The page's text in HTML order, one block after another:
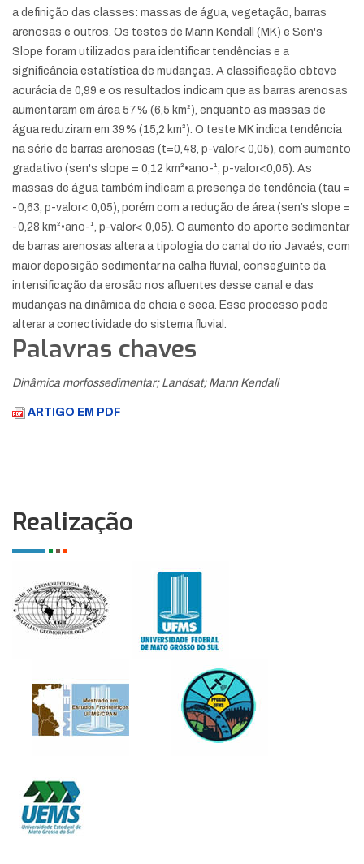
a definição das classes: massas de água, vegetação, barras
arenosas e outros. Os testes de Mann Kendall (MK) e Sen's
Slope foram utilizados para identificar tendências e a
significância estatística de mudanças. A classificação obteve
acurácia de 0,99 e os resultados indicam que as barras arenosas
aumentaram em área 57% (6,5 km²), enquanto as massas de
água reduziram em 39% (15,2 km²). O teste MK indica tendência
na série de barras arenosas (t=0,48, p-valor< 0,05), com aumento
gradativo (sen's slope = 0,12 km²•ano-¹, p-valor<0,05). As
massas de água também indicam a presença de tendência (tau =
-0,63, p-valor< 0,05), porém com a redução de área (sen’s slope =
-0,28 km²•ano-¹, p-valor< 0,05). O aumento do aporte sedimentar
de barras arenosas altera a tipologia do canal do rio Javaés, com
maior deposição sedimentar na calha fluvial, conseguinte da
intensificação da erosão nos afluentes desse canal e das
mudanças na dinâmica de cheia e seca. Esse processo pode
alterar a conectividade do sistema fluvial.
Palavras chaves
Dinâmica morfossedimentar; Landsat; Mann Kendall
ARTIGO EM PDF
Realização